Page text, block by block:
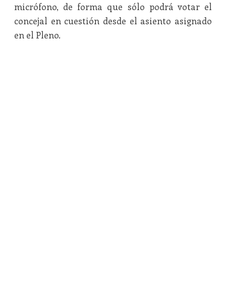
micrófono, de forma que sólo podrá votar el
concejal en cuestión desde el asiento asignado
en el Pleno.